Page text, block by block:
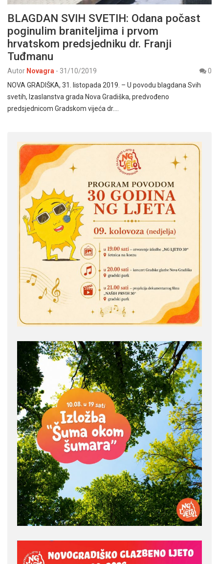
BLAGDAN SVIH SVETIH: Odana počast
poginulim braniteljima i prvom
hrvatskom predsjedniku dr. Franji
Tuđmanu
Autor Novagra - 31/10/2019
0
NOVA GRADIŠKA, 31. listopada 2019. – U povodu blagdana Svih
svetih, Izaslanstva grada Nova Gradiška, predvođeno
predsjednicom Gradskom vijeća dr.…